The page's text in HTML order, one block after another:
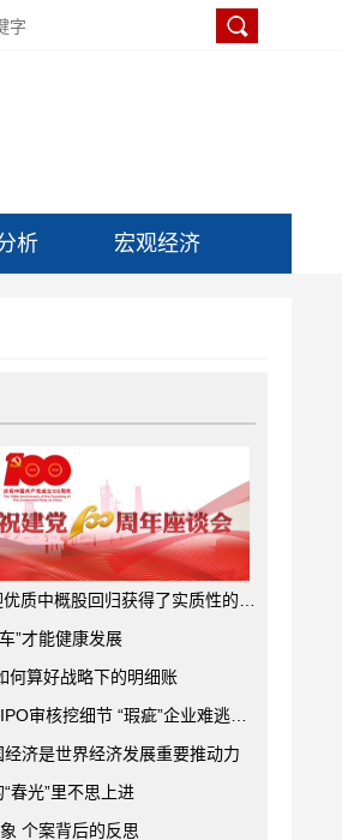
析 宏观经济
中概股回归获得了实质性的进展
”才能健康发展
何算好战略下的明细账
审核挖细节 “瑕疵”企业难逃法眼
济是世界经济发展重要推动力
春光”里不思上进
个案背后的反思